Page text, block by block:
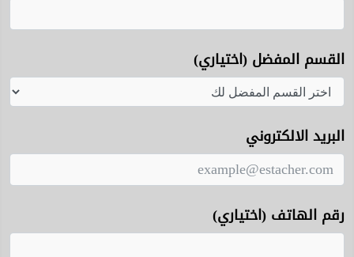
القسم المفضل (اختياري)
البريد الالكتروني
رقم الهاتف (اختياري)